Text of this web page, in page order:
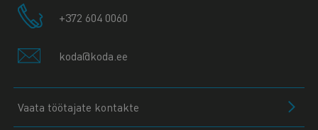
+372 604 0060
koda@koda.ee
Vaata töötajate kontakte